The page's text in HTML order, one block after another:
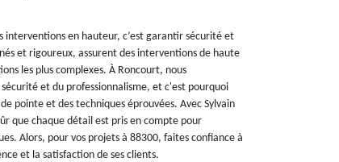
interventions en hauteur, c’est garantir sécurité et
et rigoureux, assurent des interventions de haute
les plus complexes. À Roncourt, nous
et du professionnalisme, et c'est pourquoi
pointe et des techniques éprouvées. Avec Sylvain
que chaque détail est pris en compte pour
Alors, pour vos projets à 88300, faites confiance à
et la satisfaction de ses clients.